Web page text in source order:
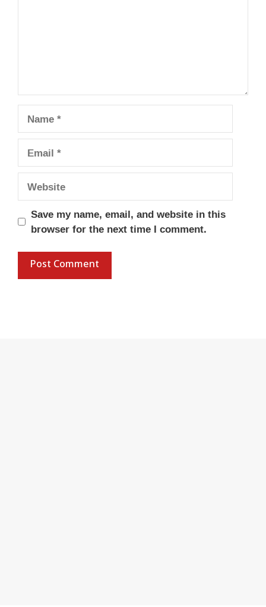
Name
Email
Website
Save my name, email, and website in this
browser for the next time I comment.